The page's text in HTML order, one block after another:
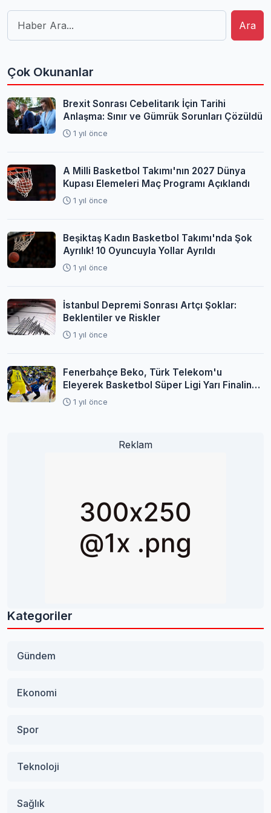
Ara
Çok Okunanlar
Brexit Sonrası Cebelitarık İçin Tarihi
Anlaşma: Sınır ve Gümrük Sorunları Çözüldü
1 yıl önce
A Milli Basketbol Takımı'nın 2027 Dünya
Kupası Elemeleri Maç Programı Açıklandı
1 yıl önce
Beşiktaş Kadın Basketbol Takımı'nda Şok
Ayrılık! 10 Oyuncuyla Yollar Ayrıldı
1 yıl önce
İstanbul Depremi Sonrası Artçı Şoklar:
Beklentiler ve Riskler
1 yıl önce
Fenerbahçe Beko, Türk Telekom'u
Eleyerek Basketbol Süper Ligi Yarı Finaline
Yükseldi
1 yıl önce
Reklam
Kategoriler
Gündem
Ekonomi
Spor
Teknoloji
Sağlık